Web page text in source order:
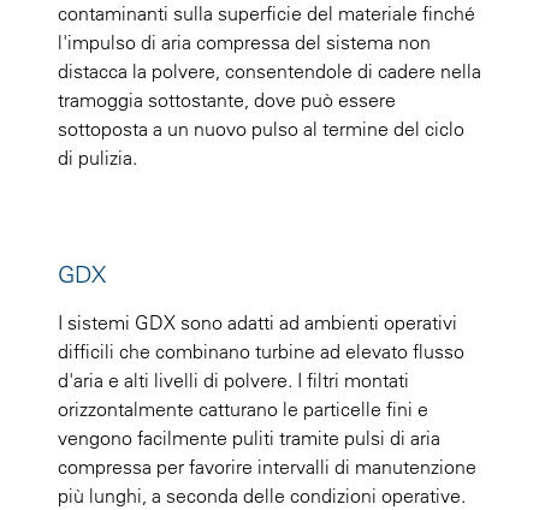
contaminanti sulla superficie del materiale finché
l'impulso di aria compressa del sistema non
distacca la polvere, consentendole di cadere nella
tramoggia sottostante, dove può essere
sottoposta a un nuovo pulso al termine del ciclo
di pulizia.
GDX
I sistemi GDX sono adatti ad ambienti operativi
difficili che combinano turbine ad elevato flusso
d'aria e alti livelli di polvere. I filtri montati
orizzontalmente catturano le particelle fini e
vengono facilmente puliti tramite pulsi di aria
compressa per favorire intervalli di manutenzione
più lunghi, a seconda delle condizioni operative.